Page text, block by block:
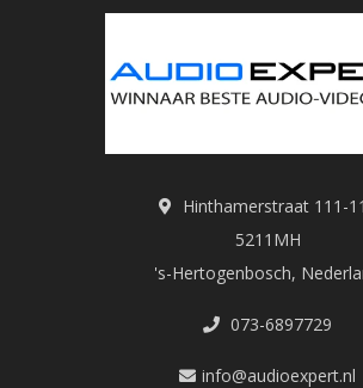
Hinthamerstraat 111-
5211MH
's-Hertogenbosch,
073-6897729
info@audioexpert.nl